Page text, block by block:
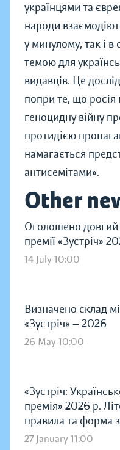
українцями та
народи
у минулому, так і
темою для
видавців. Це
попри те, що
геноцидну війну
протидією
намагається
антисемітами».
Other
Оголошено довгий
премії «Зустріч»
14 July 10:00
Визначено склад
«Зустріч» — 2026
26 May 10:00
«Зустріч:
премія» 2026 р.
правила та форма
27 January 11:00